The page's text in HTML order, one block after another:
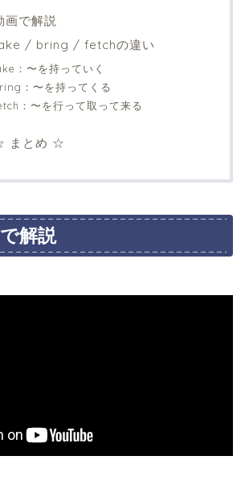
画で解説
/ bring / fetchの違い
：〜を持っていく
：〜を持ってくる
：〜を行って取って来る
まとめ ☆
解説